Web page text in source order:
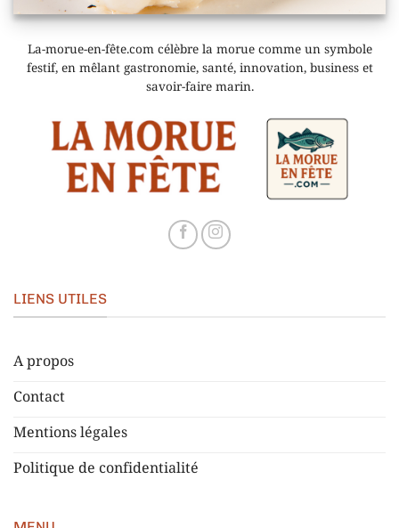
La-morue-en-fête.com célèbre la morue comme un symbole
festif, en mêlant gastronomie, santé, innovation, business et
savoir-faire marin.
LIENS UTILES
A propos
Contact
Mentions légales
Politique de confidentialité